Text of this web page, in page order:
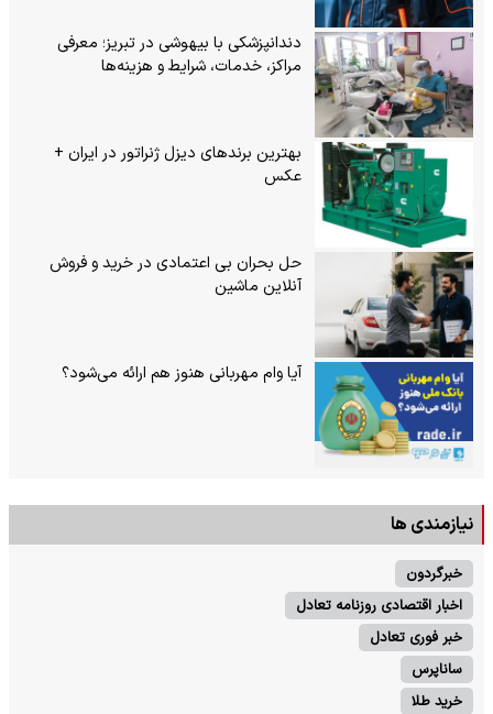
دندانپزشکی با بیهوشی در تبریز؛ معرفی
مراکز، خدمات، شرایط و هزینه‌ها
بهترین برندهای دیزل ژنراتور در ایران +
عکس
حل بحران بی‌ اعتمادی در خرید و فروش
آنلاین ماشین
آیا وام مهربانی هنوز هم ارائه می‌شود؟
نیازمندی ها
خبرگردون
اخبار اقتصادی روزنامه تعادل
خبر فوری تعادل
ساناپرس
خرید طلا